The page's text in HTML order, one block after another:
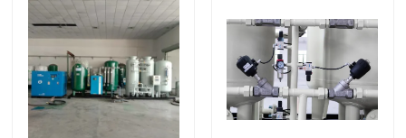
کارخانه تور
کنترل کیفیت